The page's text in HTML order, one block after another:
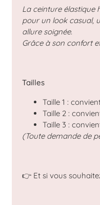
La ceinture élastique
pour un look casual,
allure soignée.
Grâce à son confort
Tailles
Taille 1 :
Taille 2 :
Taille 3 :
(Toute demande de
👉 Et si vous